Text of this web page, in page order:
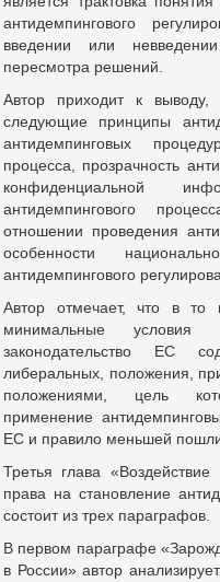
антидемпингового
введении или
пересмотра решений.
Автор приходит к
следующие принципы
антидемпинговых
процесса, прозрачность
конфиденциальной
антидемпингового
отношении проведения
особенности
антидемпингового
Автор отмечает, что в то
минимальные условия
законодательство ЕС
либеральных, положения,
положениями, цель
применение
ЕС и правило меньшей
Третья глава
права на становление
состоит из трех параграфов.
В первом параграфе
в России» автор